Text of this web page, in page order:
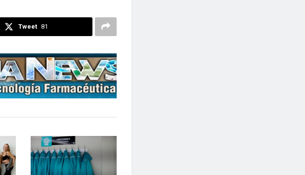
Tweet 81